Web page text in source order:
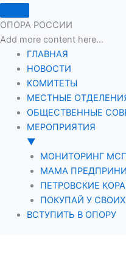
ОПОРА РОССИИ
Add more content here...
ГЛАВНАЯ
НОВОСТИ
КОМИТЕТЫ
МЕСТНЫЕ
ОБЩЕСТВЕННЫЕ
МЕРОПРИЯТИЯ
▼
МОНИТОРИНГ
МАМА
ПЕТРОВСКИЕ
ПОКУПАЙ У СВОИХ
ВСТУПИТЬ В ОПОРУ